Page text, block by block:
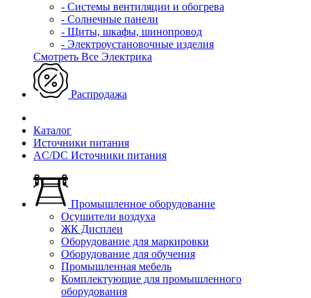
- Системы вентиляции и обогрева
- Солнечные панели
- Щиты, шкафы, шинопровод
- Электроустановочные изделия
Смотреть Все Электрика
Распродажа
Каталог
Источники питания
AC/DC Источники питания
Промышленное оборудование
Осушители воздуха
ЖК Дисплеи
Оборудование для маркировки
Оборудование для обучения
Промышленная мебель
Комплектующие для промышленного
оборудования